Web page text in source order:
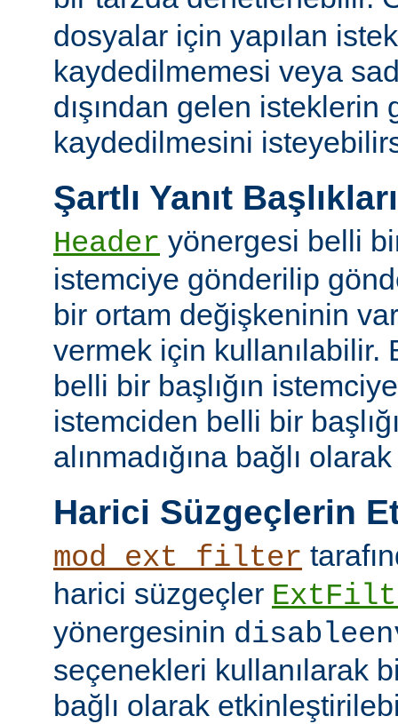
dosyalar için yapılan
kaydedilmemesi veya
dışından gelen isteklerin
kaydedilmesini
Şartlı Yanıt Başlıkları
Header yönergesi belli bir
istemciye gönderilip
bir ortam değişkeninin
vermek için kullanılabilir.
belli bir başlığın
istemciden belli bir
alınmadığına bağlı
Harici Süzgeçlerin
mod_ext_filter
harici süzgeçler
yönergesinin
seçenekleri kullanılarak
bağlı olarak